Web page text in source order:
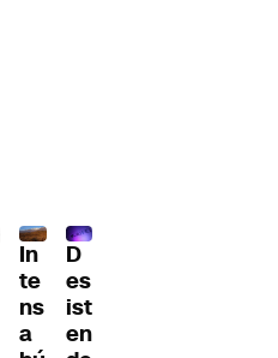
In
te
ns
a
D
es
ist
en